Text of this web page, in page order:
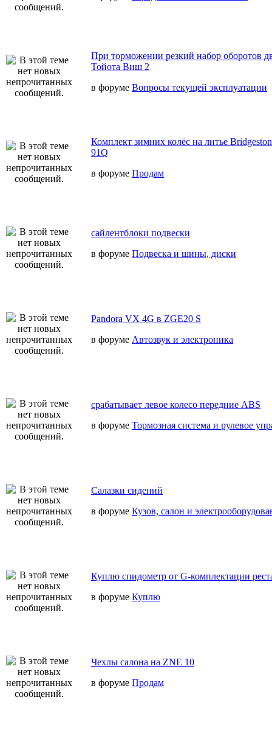
При торможении резкий набор оборотов
Тойота Виш 2
в форуме Вопросы текущей эксплуатации
Комплект зимних колёс на литье
91Q
в форуме Продам
сайлентблоки подвески
в форуме Подвеска и шины, диски
Pandora VX 4G в ZGE20 S
в форуме Автозвук и электроника
срабатывает левое колесо передние ABS
в форуме Тормозная система и рулевое
Салазки сидений
в форуме Кузов, салон и
Куплю спидометр от G-комплектации
в форуме Куплю
Чехлы салона на ZNE 10
в форуме Продам